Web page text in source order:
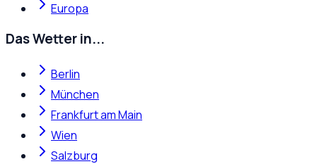
Europa
Das Wetter in...
Berlin
München
Frankfurt am Main
Wien
Salzburg